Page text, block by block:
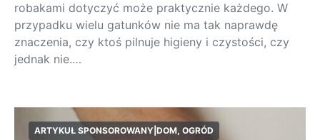
robakami dotyczyć może praktycznie każdego. W
przypadku wielu gatunków nie ma tak naprawdę
znaczenia, czy ktoś pilnuje higieny i czystości, czy
jednak nie.…
ARTYKUŁ SPONSOROWANY|DOM, OGRÓD